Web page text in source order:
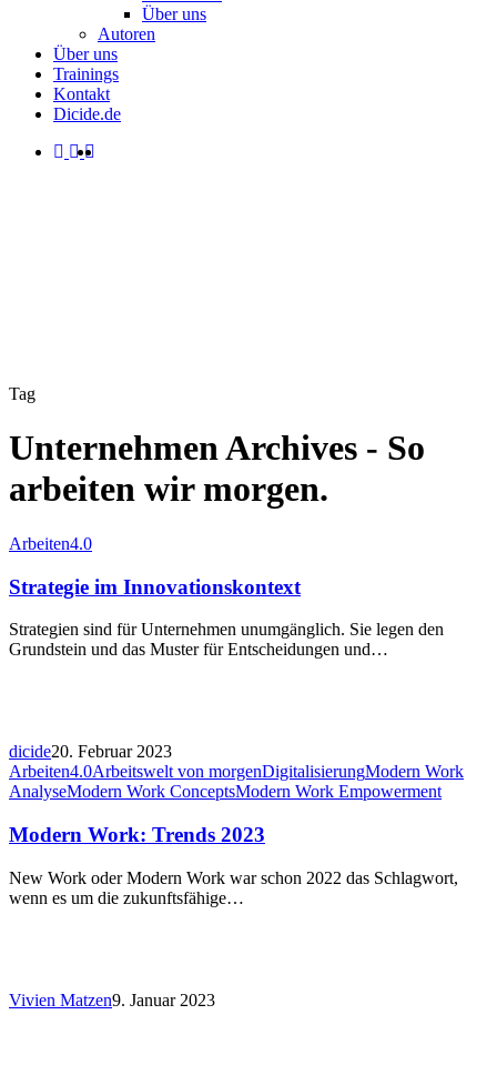
Über uns
Autoren
Über uns
Trainings
Kontakt
Dicide.de
facebook
linkedin
instagram
Tag
Unternehmen Archives - So
arbeiten wir morgen.
Arbeiten4.0
Strategie im Innovationskontext
Strategien sind für Unternehmen unumgänglich. Sie legen den
Grundstein und das Muster für Entscheidungen und…
dicide20. Februar 2023
Arbeiten4.0Arbeitswelt von morgenDigitalisierungModern Work
AnalyseModern Work ConceptsModern Work Empowerment
Modern Work: Trends 2023
New Work oder Modern Work war schon 2022 das Schlagwort,
wenn es um die zukunftsfähige…
Vivien Matzen9. Januar 2023